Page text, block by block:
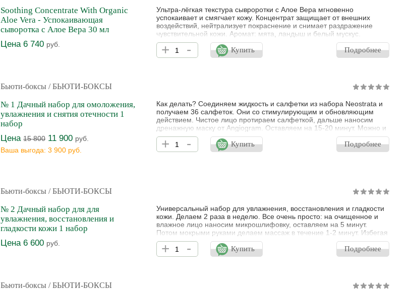
Soothing Concentrate With Organic
Aloe Vera - Успокаивающая
сыворотка с Алое Вера 30 мл
Цена 6 740 руб.
Ультра-лёгкая текстура сывроротки с Алое Вера мгновенно
успокаивает и смягчает кожу. Концентрат защищает от внешних
воздействий, нейтрализует покраснение и снимает раздражение
чувствительной кожи. Аромат: мята, ландыш и белый мускус.
Органическое Алоэ Вера интенсивно увлажняет, снимает
раздражения, оказывает противовоспалительное и успокаивающее
действие. Экстракт жании рубенс обладает антиоксидантными
+ - Купить Подробнее
Бьюти-боксы / БЬЮТИ-БОКСЫ
№ 1 Дачный набор для омоложения,
увлажнения и снятия отечности 1
набор
Цена 15 800 11 900 руб.
Ваша выгода: 3 900 руб.
Как делать? Соединяем жидкость и салфетки из набора Neostrata и
получаем 36 салфеток. Они со стимулирующим и обновляющим
действием. Чистое лицо протираем салфеткой, дальше наносим
дренажную маску от Angiogram. Оставляем на 15-20 минут. Можно и
больше. Набор минимум на 36 процедур. Цена процедуры - 350
рублей. В наборе: NeoStrata Smooth Surface Glycolic Peel -
Гликолевый пилинг с 10% содержанием гликолевой кислоты
+ - Купить Подробнее
Бьюти-боксы / БЬЮТИ-БОКСЫ
№ 2 Дачный набор для для
увлажнения, восстановления и
гладкости кожи 1 набор
Цена 6 600 руб.
Универсальный набор для увлажнения, восстановления и гладкости
кожи. Делаем 2 раза в неделю. Все очень просто: на очищенное и
влажное лицо наносим микрошлифовку, оставляем на 5 минут.
Потом мокрыми руками делаем массаж в течение 1-2 минут. Избегая
области вокруг глаз. Смываем, наносим питательную маску.
Идеальное питание и увлажнение. Цена 1 процедуры максимум 140
рублей. В наборе: Optime Nourishing Mask - Питательная маска с
+ - Купить Подробнее
Бьюти-боксы / БЬЮТИ-БОКСЫ